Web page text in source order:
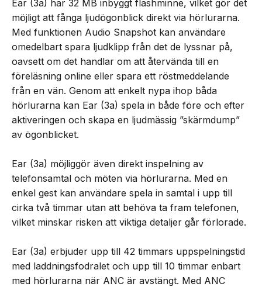
Ear (3a) har 32 MB inbyggt flashminne, vilket gör det
möjligt att fånga ljudögonblick direkt via hörlurarna.
Med funktionen Audio Snapshot kan användare
omedelbart spara ljudklipp från det de lyssnar på,
oavsett om det handlar om att återvända till en
föreläsning online eller spara ett röstmeddelande
från en vän. Genom att enkelt nypa ihop båda
hörlurarna kan Ear (3a) spela in både före och efter
aktiveringen och skapa en ljudmässig ”skärmdump”
av ögonblicket.
Ear (3a) möjliggör även direkt inspelning av
telefonsamtal och möten via hörlurarna. Med en
enkel gest kan användare spela in samtal i upp till
cirka två timmar utan att behöva ta fram telefonen,
vilket minskar risken att viktiga detaljer går förlorade.
Ear (3a) erbjuder upp till 42 timmars uppspelningstid
med laddningsfodralet och upp till 10 timmar enbart
med hörlurarna när ANC är avstängt. Med ANC